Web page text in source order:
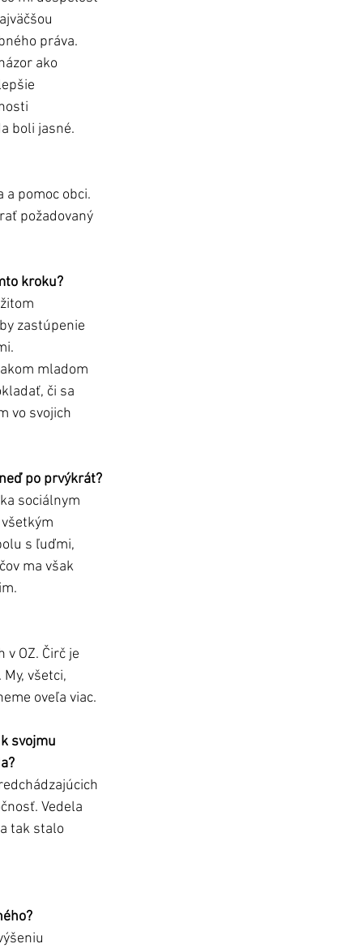
práva.
ako
boli jasné.
pomoc obci.
požadovaný
kroku?
zastúpenie
mladom
či sa
vo svojich
po prvýkrát?
sociálnym
s ľuďmi,
ma však
OZ. Čirč je
všetci,
oveľa viac.
svojmu
Vedela
tak stalo